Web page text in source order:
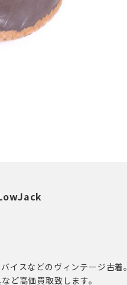
イスなどのヴィンテージ古着。
ど高価買取致します。